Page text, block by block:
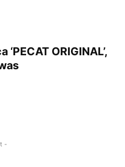
‘PECAT ORIGINAL’,
-